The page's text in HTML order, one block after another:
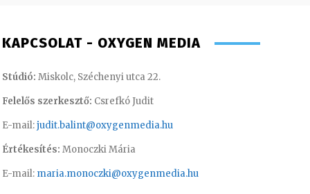
KAPCSOLAT - OXYGEN MEDIA
Stúdió: Miskolc, Széchenyi utca 22.
Felelős szerkesztő: Csrefkó Judit
E-mail:judit.balint@oxygenmedia.hu
Értékesítés: Monoczki Mária
E-mail: maria.monoczki@oxygenmedia.hu